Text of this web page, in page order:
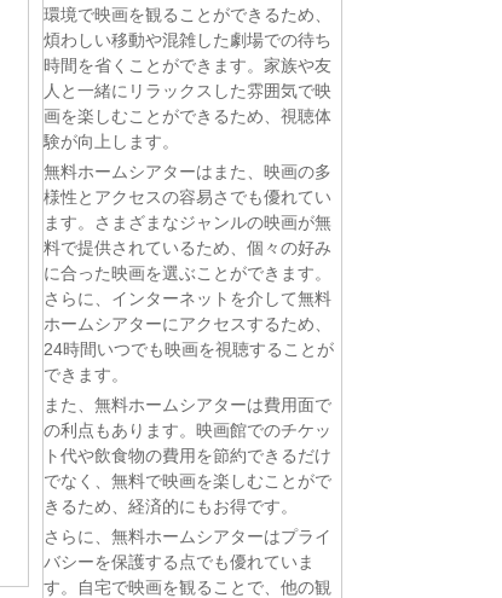
環境で映画を観ることができるため、
煩わしい移動や混雑した劇場での待ち
時間を省くことができます。家族や友
人と一緒にリラックスした雰囲気で映
画を楽しむことができるため、視聴体
験が向上します。
無料ホームシアターはまた、映画の多
様性とアクセスの容易さでも優れてい
ます。さまざまなジャンルの映画が無
料で提供されているため、個々の好み
に合った映画を選ぶことができます。
さらに、インターネットを介して無料
ホームシアターにアクセスするため、
24時間いつでも映画を視聴することが
できます。
また、無料ホームシアターは費用面で
の利点もあります。映画館でのチケッ
ト代や飲食物の費用を節約できるだけ
でなく、無料で映画を楽しむことがで
きるため、経済的にもお得です。
さらに、無料ホームシアターはプライ
バシーを保護する点でも優れていま
す。自宅で映画を観ることで、他の観